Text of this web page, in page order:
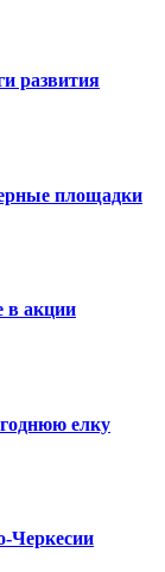
развития
площадки
в акции
елку
Черкесии